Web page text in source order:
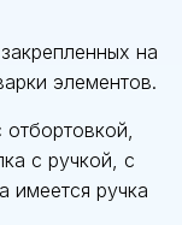
на
элементов.
с ручкой, с
имеется ручка